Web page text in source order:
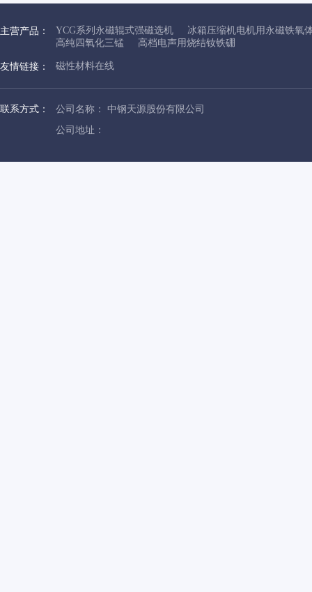
主营产品： YCG系列永磁辊式强磁选机
冰箱压缩机电机用永磁铁氧
高纯四氧化三锰
高档电声用烧结钕铁硼
友情链接： 磁性材料在线
联系方式：
公司名称： 中钢天源股份有限公司
公司地址：